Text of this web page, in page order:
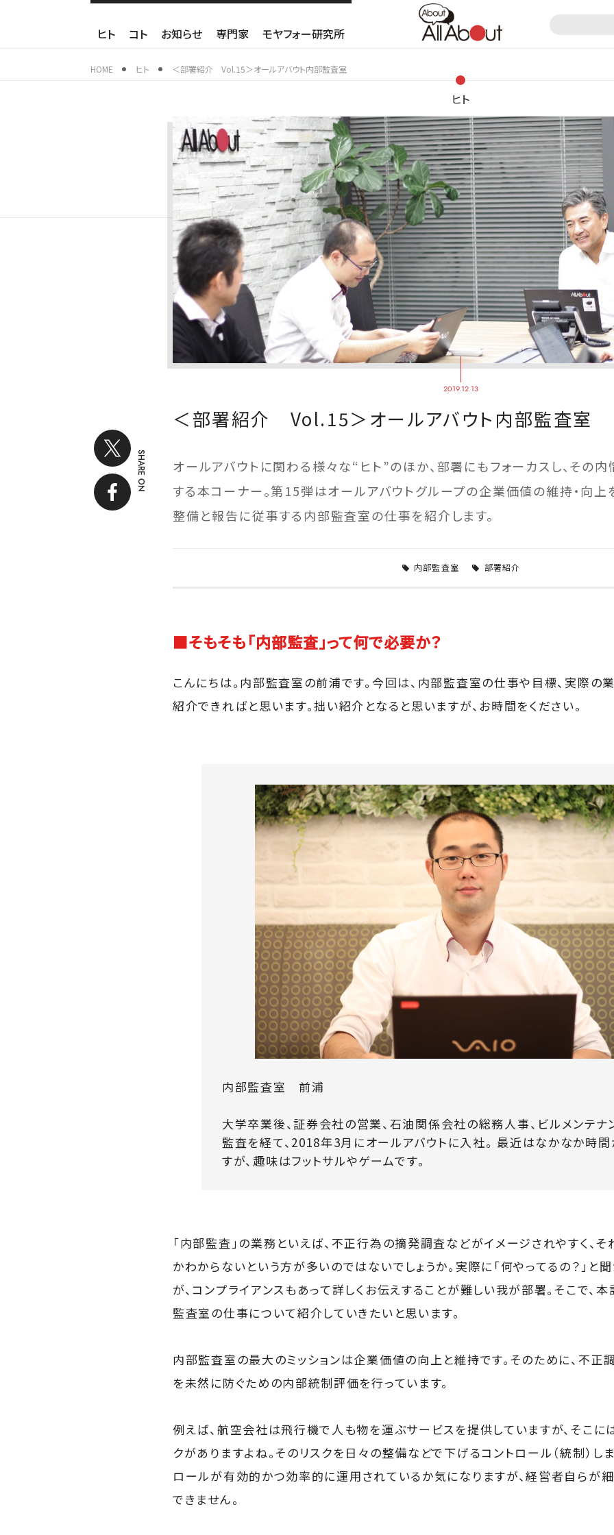
ヒト コト お知らせ 専門家 モヤフォー研究所
HOME ヒト ＜部署紹介 Vol.15＞オールアバウト内部監査室
ヒト
2019.12.13
SHARE ON
＜部署紹介 Vol.15＞オールアバウト内部監査室
オールアバウトに関わる様々な“ヒト”のほか、部署にもフォーカスし、その
する本コーナー。第15弾はオールアバウトグループの企業価値の維持・向上
整備と報告に従事する内部監査室の仕事を紹介します。
内部監査室 部署紹介
■そもそも「内部監査」って何で必要か？
こんにちは。内部監査室の前浦です。今回は、内部監査室の仕事や目標、実際の
紹介できればと思います。拙い紹介となると思いますが、お時間をください。
内部監査室 前浦
大学卒業後、証券会社の営業、石油関係会社の総務人事、ビルメンテ
監査を経て、2018年3月にオールアバウトに入社。 最近はなかなか時
すが、趣味はフットサルやゲームです。
「内部監査」の業務といえば、不正行為の摘発調査などがイメージされやすく、
かわからないという方が多いのではないでしょうか。実際に「何やってるの？」と
が、コンプライアンスもあって詳しくお伝えすることが難しい我が部署。そこで、
監査室の仕事について紹介していきたいと思います。
内部監査室の最大のミッションは企業価値の向上と維持です。そのために、不正
を未然に防ぐための内部統制評価を行っています。
例えば、航空会社は飛行機で人も物を運ぶサービスを提供していますが、そこに
クがありますよね。そのリスクを日々の整備などで下げるコントロール（統制）し
ロールが有効的かつ効率的に運用されているか気になりますが、経営者自らが細
できません。